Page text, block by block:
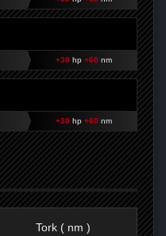
+30 hp +60 nm
+30 hp +60 nm
Tork ( nm )